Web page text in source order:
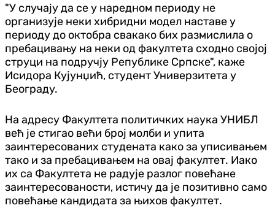
"У случају да се у наредном периоду не
организује неки хибридни модел наставе у
периоду до октобра свакако бих размислила о
пребацивању на неки од факултета сходно својој
струци на подручју Републике Српске", каже
Исидора Кујунџић, студент Универзитета у
Београду.
На адресу Факултета политичких наука УНИБЛ
већ је стигао већи број молби и упита
заинтересованих студената како за уписивањем
тако и за пребацивањем на овај факултет. Иако
их са Факултета не радује разлог повећане
заинтересованости, истичу да је позитивно само
повећање кандидата за њихов факултет.